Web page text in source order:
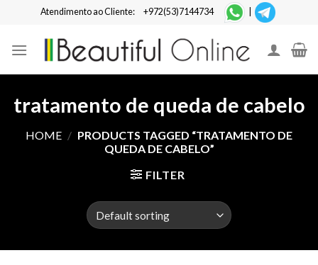
content
Atendimento ao Cliente: +972(53)7144734
tratamento de queda de cabelo
HOME / PRODUCTS TAGGED “TRATAMENTO DE
QUEDA DE CABELO”
FILTER